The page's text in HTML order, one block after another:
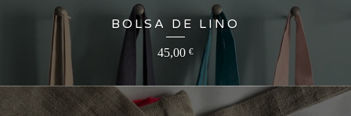
BOLSA DE LINO
45,00 €